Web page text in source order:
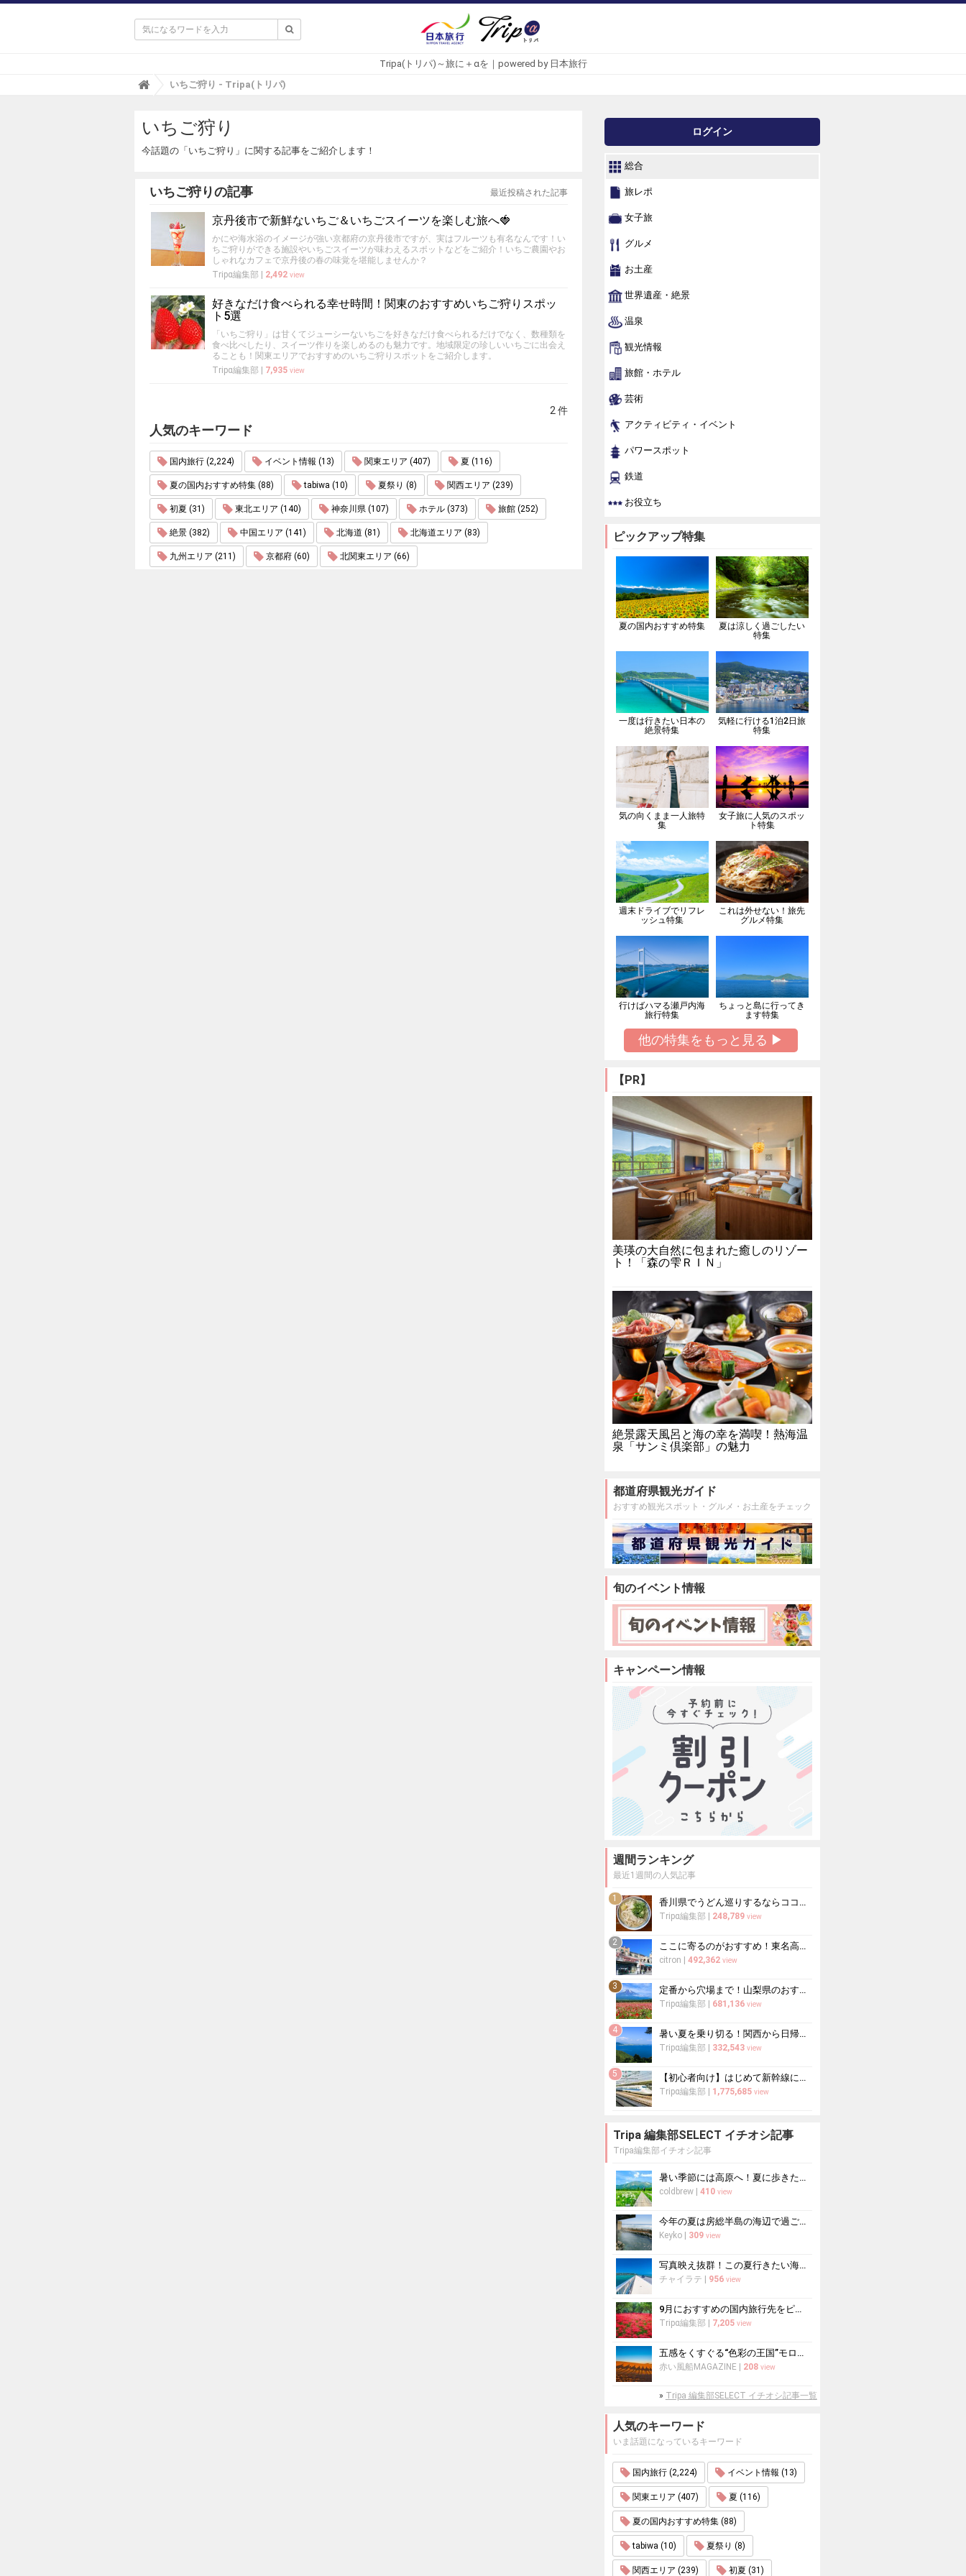
Tripa(トリパ)～旅に＋αを｜powered by 日本旅行
T
p
a
(
パ
いちご狩り - Tripa(トリパ)
いちご狩り
今話題の「いちご狩り」に関する記事をご紹介します！
いちご狩りの記事 最近投稿された記事
京丹後市で新鮮ないちご＆いちごスイーツを楽しむ旅へ🍓
かにや海水浴のイメージが強い京都府の京丹後市ですが、実はフルーツも有名なんです！い
ちご狩りができる施設やいちごスイーツが味わえるスポットなどをご紹介！いちご農園やお
しゃれなカフェで京丹後の春の味覚を堪能しませんか？
Tripα編集部
2,492 view
好きなだけ食べられる幸せ時間！関東のおすすめいちご狩りスポッ
ト5選
「いちご狩り」は甘くてジューシーないちごを好きなだけ食べられるだけでなく、数種類を
食べ比べしたり、スイーツ作りを楽しめるのも魅力です。地域限定の珍しいいちごに出会え
ることも！関東エリアでおすすめのいちご狩りスポットをご紹介します。
Tripα編集部
7,935 view
2 件
人気のキーワード
国内旅行 (2,224) イベント情報 (13) 関東エリア (407) 夏 (116)
夏の国内おすすめ特集 (88) tabiwa (10) 夏祭り (8) 関西エリア (239)
初夏 (31) 東北エリア (140) 神奈川県 (107) ホテル (373) 旅館 (252)
絶景 (382) 中国エリア (141) 北海道 (81) 北海道エリア (83)
九州エリア (211) 京都府 (60) 北関東エリア (66)
ログイン
総合
旅レポ
女子旅
グルメ
お土産
世界遺産・絶景
温泉
観光情報
旅館・ホテル
芸術
アクティビティ・イベント
パワースポット
鉄道
お役立ち
ピックアップ特集
夏の国内おすすめ特集
夏は涼しく過ごしたい
特集
一度は行きたい日本の
絶景特集
気軽に行ける1泊2日旅
特集
気の向くまま一人旅特
集
女子旅に人気のスポッ
ト特集
週末ドライブでリフレ
ッシュ特集
これは外せない！旅先
グルメ特集
行けばハマる瀬戸内海
旅行特集
ちょっと島に行ってき
ます特集
他の特集をもっと見る ▶
【PR】
美瑛の大自然に包まれた癒しのリゾー
ト！「森の雫ＲＩＮ」
絶景露天風呂と海の幸を満喫！熱海温
泉「サンミ倶楽部」の魅力
都道府県観光ガイド
おすすめ観光スポット・グルメ・お土産をチェック
旬のイベント情報
キャンペーン情報
週間ランキング
最近1週間の人気記事
1 香川県でうどん巡りするならココ！本場の讃岐うどんの名店
Tripα編集部 248,789 view
2 ここに寄るのがおすすめ！東名高速道路・新東名高速道路の充実のSA・PA10選
citron 492,362 view
3 定番から穴場まで！山梨県のおすすめ観光スポット37選
Tripα編集部 681,136 view
4 暑い夏を乗り切る！関西から日帰りや1泊2日におすすめの避暑地10選
Tripα編集部 332,543 view
5 【初心者向け】はじめて新幹線に乗る人必読！新幹線の乗り方をイチから徹底解説
Tripα編集部 1,775,685 view
Tripa 編集部SELECT イチオシ記事
Tripa編集部イチオシ記事
暑い季節には高原へ！夏に歩きたい絶景トレッキング10選
coldbrew| 410 view
今年の夏は房総半島の海辺で過ごす！海水浴におすすめの宿10選
Keyko| 309 view
写真映え抜群！この夏行きたい海の絶景スポット10選
チャイラテ 956 view
9月におすすめの国内旅行先をピックアップ！山の紅葉絶景や果物狩りも
Tripα編集部 7,205 view
五感をくすぐる“色彩の王国”モロッコ
赤い風船MAGAZINE 208 view
» Tripa 編集部SELECT イチオシ記事一覧
人気のキーワード
いま話題になっているキーワード
国内旅行 (2,224) イベント情報 (13)
関東エリア (407) 夏 (116)
夏の国内おすすめ特集 (88)
tabiwa (10) 夏祭り (8)
関西エリア (239) 初夏 (31)